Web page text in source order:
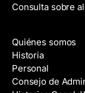
Consulta sobre
Quiénes somos
Historia
Personal
Consejo de